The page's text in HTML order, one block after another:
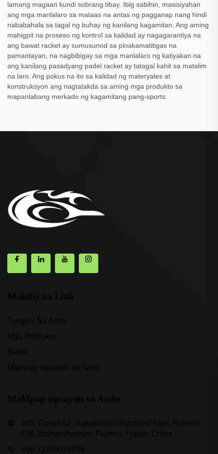
lamang magaan kundi sobrang tibay. Ibig sabihin, masisiyahan
ang mga manlalaro sa mataas na antas ng pagganap nang hindi
nababahala sa tagal ng buhay ng kanilang kagamitan. Ang aming
mahigpit na proseso ng kontrol sa kalidad ay nagagarantiya na
ang bawat racket ay sumusunod sa pinakamatitigas na
pamantayan, na nagbibigay sa mga manlalaro ng katiyakan na
ang kanilang pasadyang padel racket ay tatagal kahit sa matalim
na laro. Ang pokus na ito sa kalidad ng materyales at
konstruksyon ang nagtatakda sa aming mga produkto sa
mapanlabang merkado ng kagamitang pang-sports.